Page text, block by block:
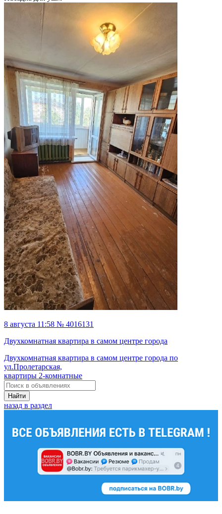
8 августа 11:58 № 4016131
Двухкомнатная квартира в самом центре города
Двухкомнатная квартира в самом центре города по
ул.Пролетарская,
квартиры 2-комнатные
Найти
назад в раздел